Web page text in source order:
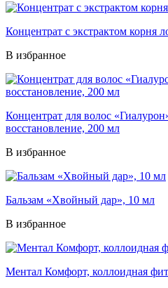
Концентрат с экстрактом корня
В избранное
Концентрат для волос
восстановление, 200 мл
В избранное
Бальзам «Хвойный дар», 10 мл
В избранное
Ментал Комфорт, коллоидная